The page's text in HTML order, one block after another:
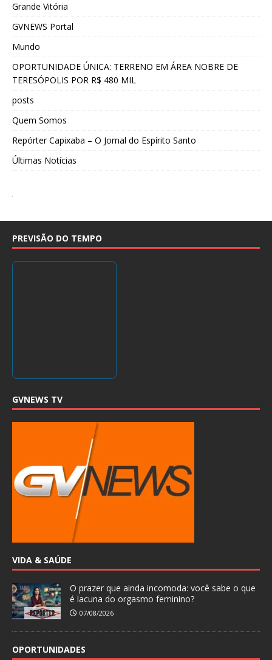
Grande Vitória
GVNEWS Portal
Mundo
OPORTUNIDADE ÚNICA: TERRENO EM ÁREA NOBRE DE
TERESÓPOLIS POR R$ 480 MIL
posts
Quem Somos
Repórter Capixaba – O Jornal do Espírito Santo
Últimas Notícias
PREVISÃO DO TEMPO
GVNEWS TV
VIDA & SAÚDE
O prazer que ainda incomoda: você sabe o que
é lacuna do orgasmo feminino?
07/08/2026
OPORTUNIDADES